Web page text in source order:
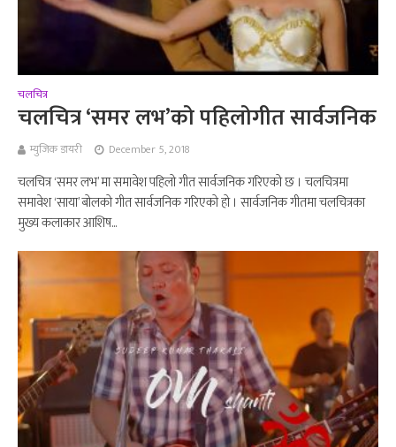
चलचित्र
चलचित्र ‘समर लभ’को पहिलोगीत सार्वजनिक
म्युजिक डायरी December 5, 2018
चलचित्र ‘समर लभ’ मा समावेश पहिलो गीत सार्वजनिक गरिएको छ । चलचित्रमा
समावेश ‘साया’ बोलको गीत सार्वजनिक गरिएको हो । सार्वजनिक गीतमा चलचित्रका
मुख्य कलाकार आशिष...